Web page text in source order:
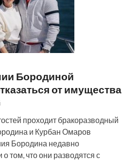
Бородиной
от имущества
проходит бракоразводный
и Курбан Омаров
Бородина недавно
том, что они разводятся с